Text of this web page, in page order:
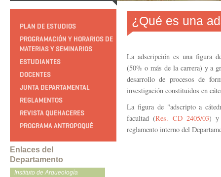
PLAN DE ESTUDIOS
PROGRAMACIÓN Y HORARIOS DE
MATERIAS Y SEMINARIOS
ESTUDIANTES
DOCENTES
JUNTA DEPARTAMENTAL
REGLAMENTOS
REVISTA QUEHACERES
PROGRAMA ANTROPOQUÉ
Enlaces del
Departamento
Instituto de Arqueología
¿Qué es una
La adscripción es una figura
(50% o más de la carrera) y a
desarrollo de procesos de
investigación constituidos en
La figura de "adscripto a
facultad (Res. CD 2405/03) y
reglamento interno del